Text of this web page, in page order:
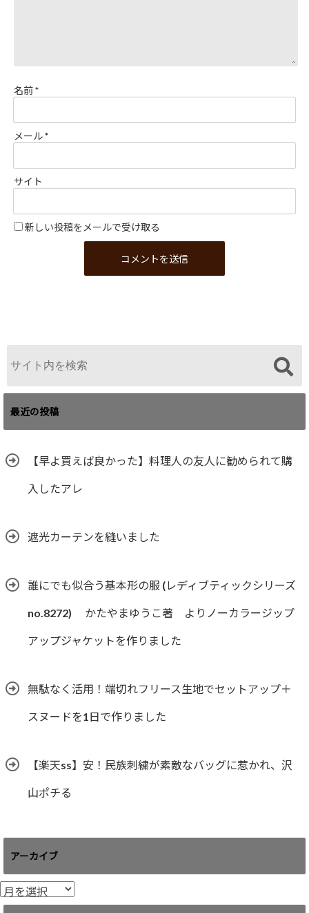
名前*
メール*
サイト
新しい投稿をメールで受け取る
最近の投稿
【早よ買えば良かった】料理人の友人に勧められて購
入したアレ
遮光カーテンを縫いました
誰にでも似合う基本形の服 (レディブティックシリーズ
no.8272) かたやまゆうこ著 よりノーカラージップ
アップジャケットを作りました
無駄なく活用！端切れフリース生地でセットアップ＋
スヌードを1日で作りました
【楽天ss】安！民族刺繍が素敵なバッグに惹かれ、沢
山ポチる
アーカイブ
ア
ー